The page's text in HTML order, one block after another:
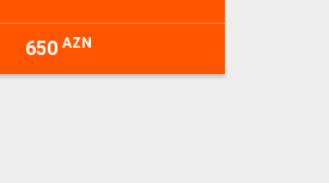
650AZN